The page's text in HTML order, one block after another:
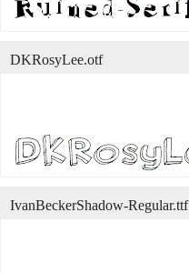
DKRosyLee.otf
IvanBeckerShadow-Regular.ttf